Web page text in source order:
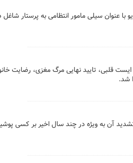
عنوان سیلی مامور انتظامی به پرستار شاغل
۴۷ ساله مشهدی پس از ایست قلبی، تایید نهایی مرگ مغزی، رضایت
شد.
آن به ویژه در چند سال اخیر بر کسی